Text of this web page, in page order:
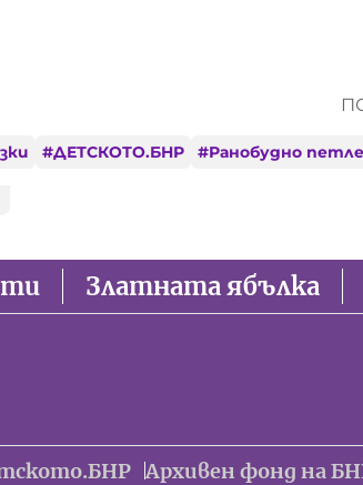
#ДЕТСКОТО.БНР #Ранобудно
Златната ябълка
Архивен фонд на